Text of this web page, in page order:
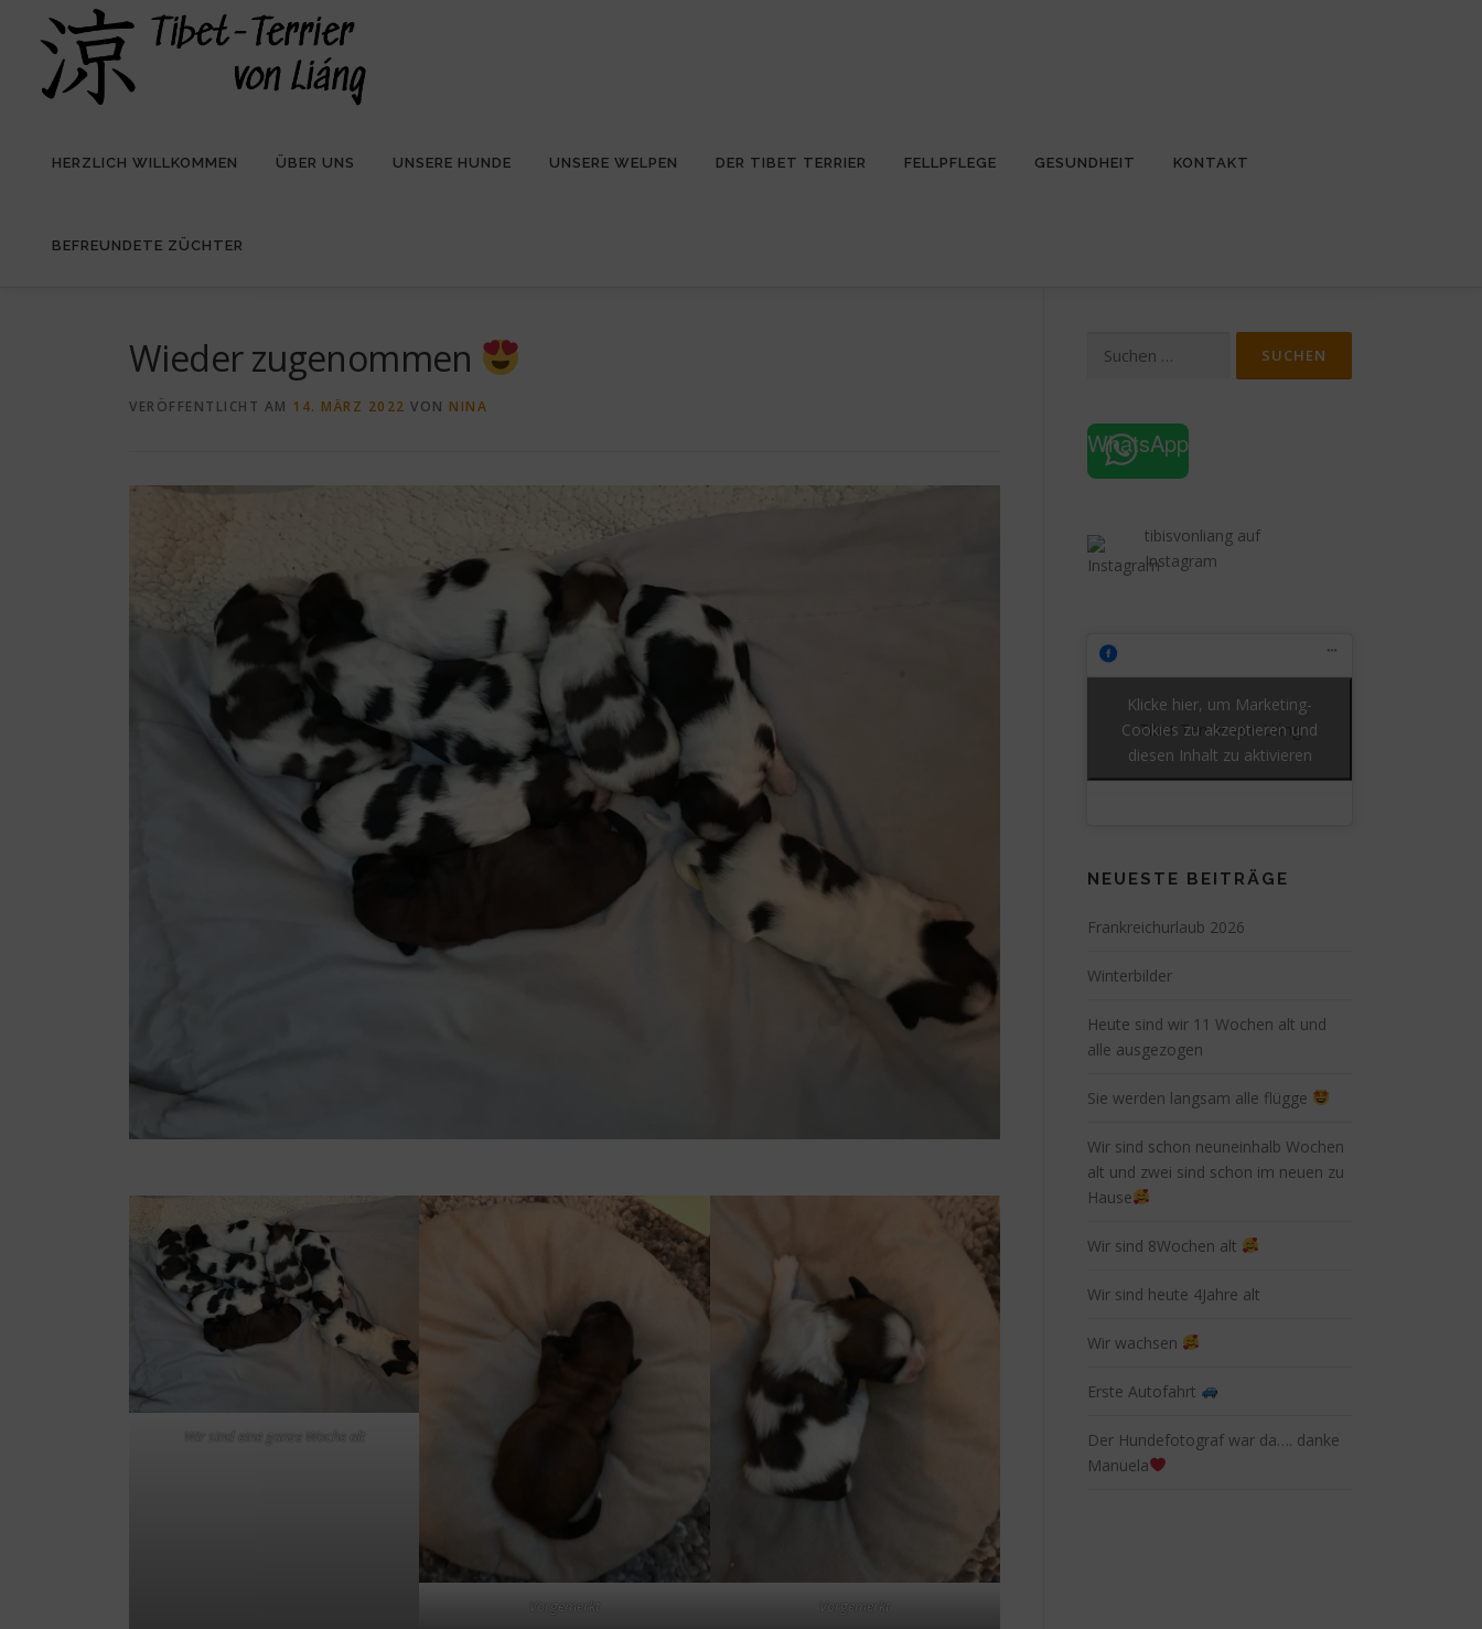
springen
HERZLICH WILLKOMMEN ÜBER UNS UNSERE HUNDE UNSERE WELPEN DER TIBET TERRIER FELLPFLEGE GESUNDHEIT KONTAKT
BEFREUNDETE ZÜCHTER
Wieder zugenommen
VERÖFFENTLICHT AM 14. MÄRZ 2022 VON NINA
Wir sind eine ganze Woche alt
Vorgemerkt Vorgemerkt
nach:
WhatsApp
tibisvonliang auf
Instagram
Tibet Terrier von Liáng
Klicke hier, um Marketing-
Cookies zu akzeptieren und
diesen Inhalt zu aktivieren
NEUESTE BEITRÄGE
Frankreichurlaub 2026
Winterbilder
Heute sind wir 11 Wochen alt und
alle ausgezogen
Sie werden langsam alle flügge
Wir sind schon neuneinhalb Wochen
alt und zwei sind schon im neuen zu
Hause
Wir sind 8Wochen alt
Wir sind heute 4Jahre alt
Wir wachsen
Erste Autofahrt
Der Hundefotograf war da…. danke
Manuela